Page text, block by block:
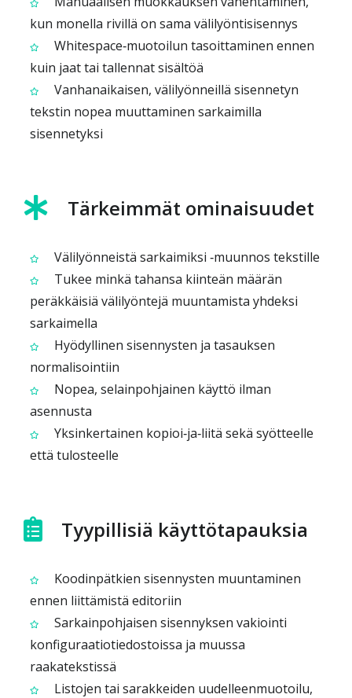
kun monella rivillä on sama välilyöntisisennys
Whitespace‑muotoilun tasoittaminen ennen
kuin jaat tai tallennat sisältöä
Vanhanaikaisen, välilyönneillä sisennetyn
tekstin nopea muuttaminen sarkaimilla
sisennetyksi
Tärkeimmät ominaisuudet
Välilyönneistä sarkaimiksi ‑muunnos tekstille
Tukee minkä tahansa kiinteän määrän
peräkkäisiä välilyöntejä muuntamista yhdeksi
sarkaimella
Hyödyllinen sisennysten ja tasauksen
normalisointiin
Nopea, selainpohjainen käyttö ilman
asennusta
Yksinkertainen kopioi‑ja‑liitä sekä syötteelle
että tulosteelle
Tyypillisiä käyttötapauksia
Koodinpätkien sisennysten muuntaminen
ennen liittämistä editoriin
Sarkainpohjaisen sisennyksen vakiointi
konfiguraatiotiedostoissa ja muussa
raakatekstissä
Listojen tai sarakkeiden uudelleenmuotoilu,